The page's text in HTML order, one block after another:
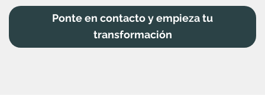
Ponte en contacto y empieza tu
transformación